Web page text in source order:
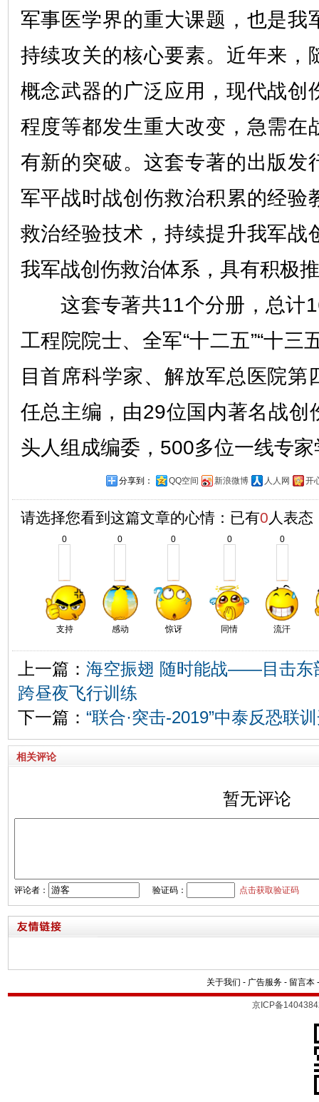
军事医学界的重大课题，也是我
持续攻关的核心要素。近年来，
概念武器的广泛应用，现代战创
程度等都发生重大改变，急需在
有新的突破。这套专著的出版发
军平战时战创伤救治积累的经验
救治经验技术，持续提升我军战
我军战创伤救治体系，具有积极
这套专著共11个分册，总计
工程院院士、全军“十二五”“十三
目首席科学家、解放军总医院第
任总主编，由29位国内著名战创
头人组成编委，500多位一线专
分享到： QQ空间 新浪微博 人人网 开
请选择您看到这篇文章的心情：已有0 人表态
0
支持
0
感动
0
惊讶
0
同情
0
流汗
上一篇： 海空振翅 随时能战——目击东
跨昼夜飞行训练
下一篇： “联合·突击-2019”中泰反恐联
相关评论
暂无评论
评论者： 验证码： 点击获取验证码
关于我们 - 广告服务 - 留言本
京ICP备